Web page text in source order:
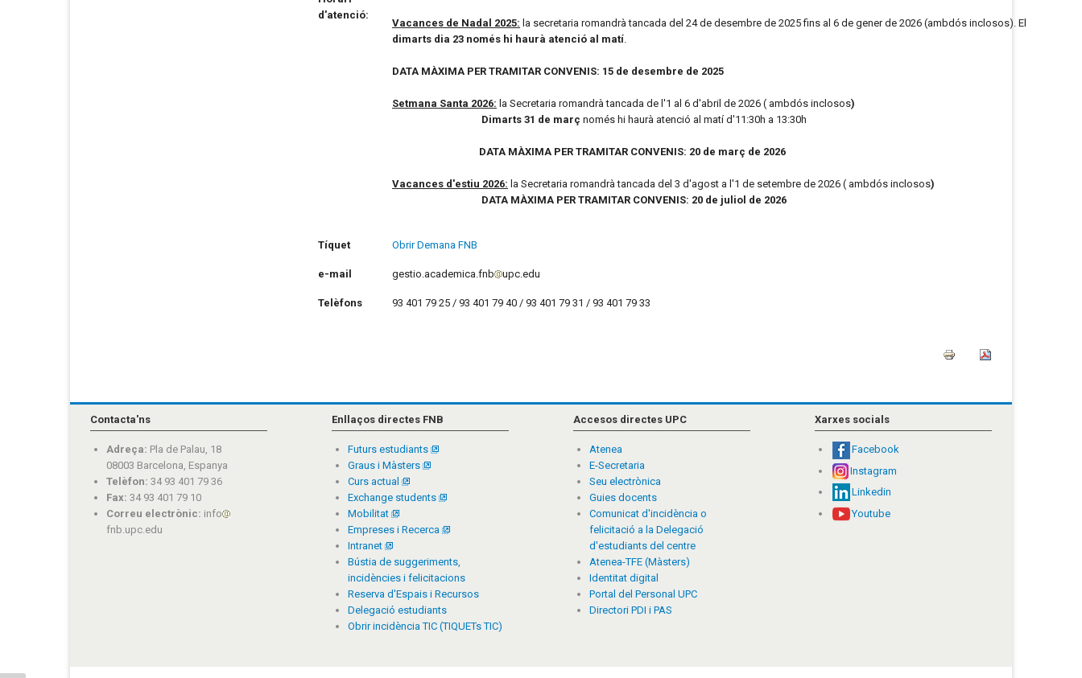
d'atenció:
Vacances de Nadal 2025: la secretaria romandrà tancada del 24 de desembre de 2025 fins al 6 de gener de 2026 (ambdós inclosos). El
dimarts dia 23 només hi haurà atenció al matí
DATA MÀXIMA PER TRAMITAR CONVENIS: 15 de desembre de 2025
Setmana Santa 2026: la Secretaria romandrà tancada de l'1 al 6 d'abril de 2026 ( ambdós inclosos)
Dimarts 31 de març només hi haurà atenció al matí d'11:30h a 13:30h
DATA MÀXIMA PER TRAMITAR CONVENIS: 20 de març de 2026
Vacances d'estiu 2026: la Secretaria romandrà tancada del 3 d'agost a l'1 de setembre de 2026 ( ambdós inclosos)
DATA MÀXIMA PER TRAMITAR CONVENIS: 20 de juliol de 2026
Tíquet Obrir Demana FNB
e-mail gestio.academica.fnb upc.edu
Telèfons 93 401 79 25 / 93 401 79 40 / 93 401 79 31 / 93 401 79 33
Contacta'ns
Adreça: Pla de Palau, 18
08003 Barcelona, Espanya
Telèfon: 34 93 401 79 36
Fax: 34 93 401 79 10
Correu electrònic: info
fnb.upc.edu
Enllaços directes FNB
Futurs estudiants
Graus i Màsters
Curs actual
Exchange students
Mobilitat
Empreses i Recerca
Intranet
Bústia de suggeriments,
incidències i felicitacions
Reserva d'Espais i Recursos
Delegació estudiants
Obrir incidència TIC (TIQUETs TIC)
Accesos directes UPC
Atenea
E-Secretaria
Seu electrònica
Guies docents
Comunicat d'incidència o
felicitació a la Delegació
d'estudiants del centre
Atenea-TFE (Màsters)
Identitat digital
Portal del Personal UPC
Directori PDI i PAS
Xarxes socials
Facebook
Instagram
Linkedin
Youtube